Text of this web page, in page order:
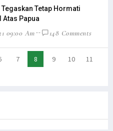
Tetap Hormati
Atas Papua
09:00 Am 148 Comments
7 8 9 10
11